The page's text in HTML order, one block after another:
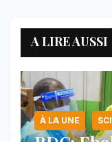
A LIRE AUSSI
À LA UNE